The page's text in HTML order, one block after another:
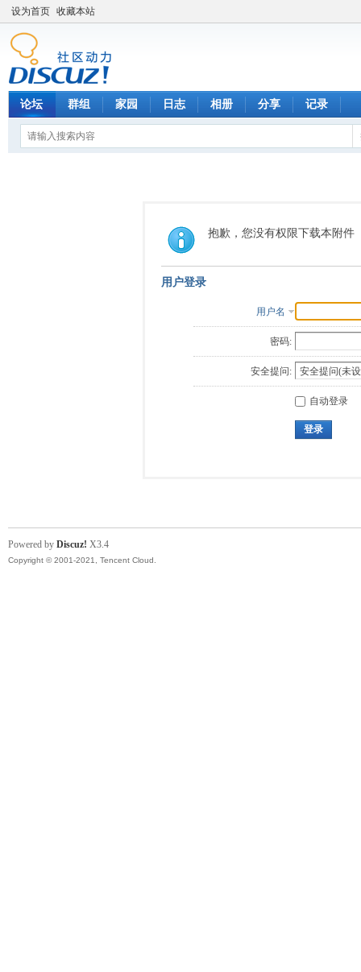
设为首页 收藏本站
论坛 群组 家园 日志 相册 分享 记录
抱歉，您没有权限下载本附件
用户登录
用户名
密码:
安全提问:
自动登录
登录
Powered by Discuz! X3.4
Copyright © 2001-2021, Tencent Cloud.